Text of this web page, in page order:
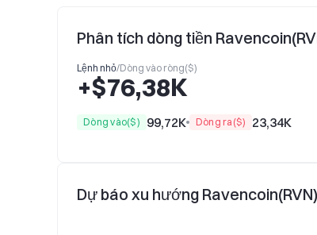
Phân tích dòng tiền
Lệnh nhỏ/Dòng vào ròng($)
+$76,38K
Dòng vào($) 99,72K Dòng ra($) 23,34K
Dự báo xu hướng Ravencoin(RVN)